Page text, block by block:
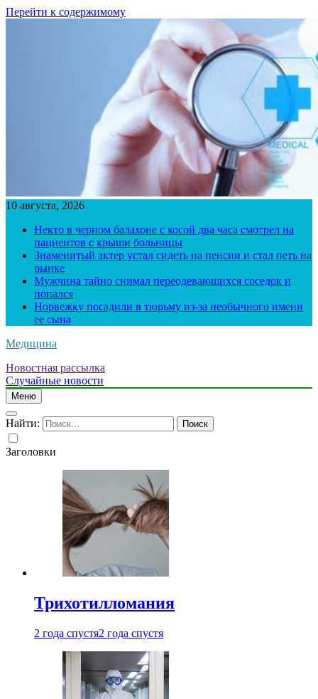
Перейти к содержимому
10 августа, 2026
Некто в черном балахоне с косой два часа смотрел на
пациентов с крыши больницы
Знаменитый актер устал сидеть на пенсии и стал петь на
рынке
Мужчина тайно снимал переодевающихся соседок и
попался
Норвежку посадили в тюрьму из-за необычного имени
ее сына
Медицина
Новостная рассылка
Случайные новости
Меню
Найти:
Заголовки
Трихотилломания
2 года спустя2 года спустя